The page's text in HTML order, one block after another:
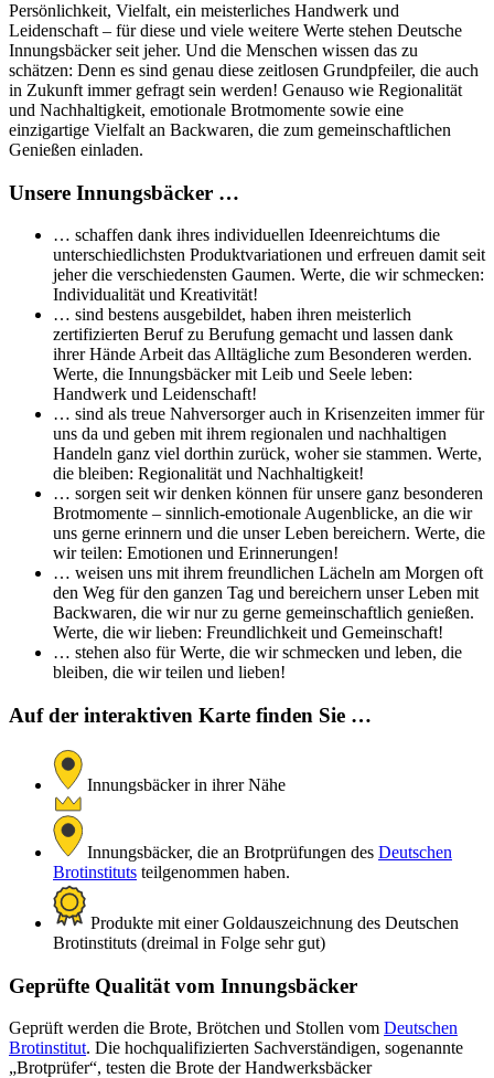
Persönlichkeit, Vielfalt, ein meisterliches Handwerk und
Leidenschaft – für diese und viele weitere Werte stehen Deutsche
Innungsbäcker seit jeher. Und die Menschen wissen das zu
schätzen: Denn es sind genau diese zeitlosen Grundpfeiler, die auch
in Zukunft immer gefragt sein werden! Genauso wie Regionalität
und Nachhaltigkeit, emotionale Brotmomente sowie eine
einzigartige Vielfalt an Backwaren, die zum gemeinschaftlichen
Genießen einladen.
Unsere Innungsbäcker …
… schaffen dank ihres individuellen Ideenreichtums die
unterschiedlichsten Produktvariationen und erfreuen damit seit
jeher die verschiedensten Gaumen. Werte, die wir schmecken:
Individualität und Kreativität!
… sind bestens ausgebildet, haben ihren meisterlich
zertifizierten Beruf zu Berufung gemacht und lassen dank
ihrer Hände Arbeit das Alltägliche zum Besonderen werden.
Werte, die Innungsbäcker mit Leib und Seele leben:
Handwerk und Leidenschaft!
… sind als treue Nahversorger auch in Krisenzeiten immer für
uns da und geben mit ihrem regionalen und nachhaltigen
Handeln ganz viel dorthin zurück, woher sie stammen. Werte,
die bleiben: Regionalität und Nachhaltigkeit!
… sorgen seit wir denken können für unsere ganz besonderen
Brotmomente – sinnlich-emotionale Augenblicke, an die wir
uns gerne erinnern und die unser Leben bereichern. Werte, die
wir teilen: Emotionen und Erinnerungen!
… weisen uns mit ihrem freundlichen Lächeln am Morgen oft
den Weg für den ganzen Tag und bereichern unser Leben mit
Backwaren, die wir nur zu gerne gemeinschaftlich genießen.
Werte, die wir lieben: Freundlichkeit und Gemeinschaft!
… stehen also für Werte, die wir schmecken und leben, die
bleiben, die wir teilen und lieben!
Auf der interaktiven Karte finden Sie …
Innungsbäcker in ihrer Nähe
Innungsbäcker, die an Brotprüfungen des Deutschen
Brotinstituts teilgenommen haben.
Produkte mit einer Goldauszeichnung des Deutschen
Brotinstituts (dreimal in Folge sehr gut)
Geprüfte Qualität vom Innungsbäcker
Geprüft werden die Brote, Brötchen und Stollen vom Deutschen
Brotinstitut. Die hochqualifizierten Sachverständigen, sogenannte
„Brotprüfer“, testen die Brote der Handwerksbäcker